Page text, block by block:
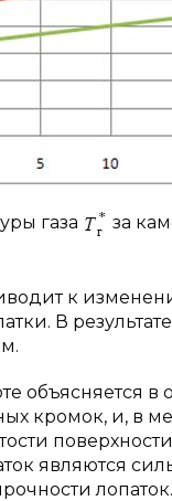
газа
за
к
В
объясняется
кромок, и, в
являются